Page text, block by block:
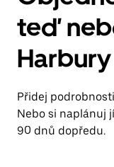
teď
Harbury
Přidej
Nebo si naplánuj
90 dnů dopředu.